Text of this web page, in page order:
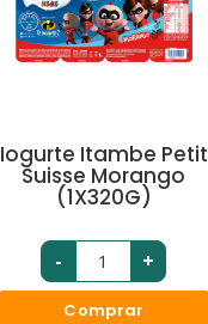
Iogurte Itambe Petit
Suisse Morango
(1X320G)
- +
Comprar